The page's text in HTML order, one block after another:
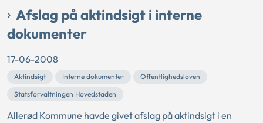
Afslag på aktindsigt i interne
dokumenter
17-06-2008
Aktindsigt Interne dokumenter
Offentlighedsloven
Statsforvaltningen Hovedstaden
Allerød Kommune havde givet afslag på aktindsigt i en